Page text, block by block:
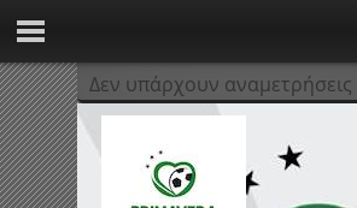
Δεν υπάρχουν αναμετρήσεις